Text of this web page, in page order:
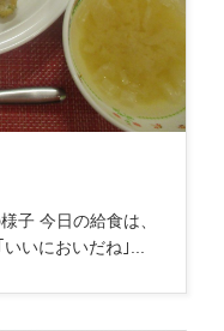
子 今日の給食は、
いにおいだね｣...